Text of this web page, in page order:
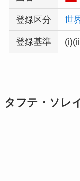
登録区分 世
登録基準
タフテ・ソレ